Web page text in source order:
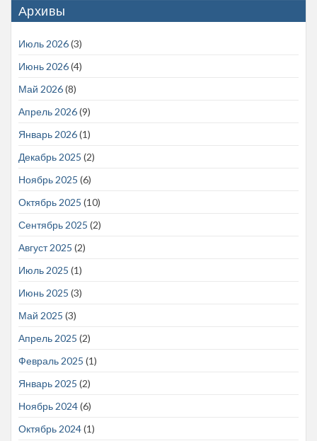
Архивы
Июль 2026(3)
Июнь 2026(4)
Май 2026(8)
Апрель 2026(9)
Январь 2026(1)
Декабрь 2025 (2)
Ноябрь 2025 (6)
Октябрь 2025 (10)
Сентябрь 2025 (2)
Август 2025 (2)
Июль 2025 (1)
Июнь 2025 (3)
Май 2025 (3)
Апрель 2025 (2)
Февраль 2025 (1)
Январь 2025 (2)
Ноябрь 2024(6)
Октябрь 2024(1)